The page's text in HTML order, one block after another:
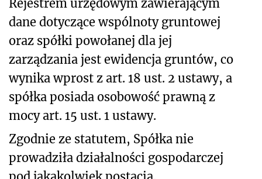
Rejestrem urzędowym zawierającym
dane dotyczące wspólnoty gruntowej
oraz spółki powołanej dla jej
zarządzania jest ewidencja gruntów, co
wynika wprost z art. 18 ust. 2 ustawy, a
spółka posiada osobowość prawną z
mocy art. 15 ust. 1 ustawy.
Zgodnie ze statutem, Spółka nie
prowadziła działalności gospodarczej